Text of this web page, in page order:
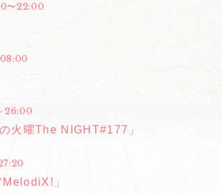
〜22:00
26:00
火曜The NIGHT#177」
」